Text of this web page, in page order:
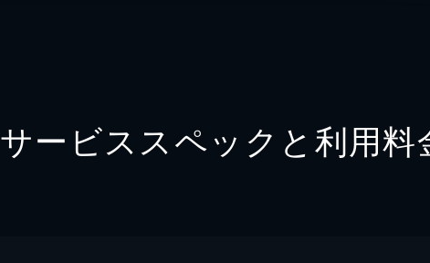
サービススペックと利用料